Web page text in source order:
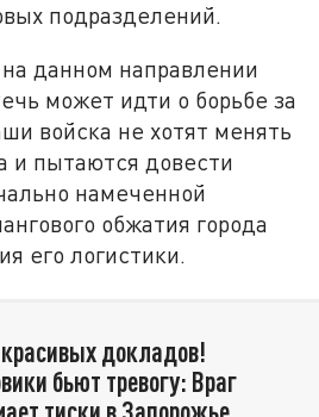
подразделений.
данном направлении
может идти о борьбе за
войска не хотят менять
и пытаются довести
намеченной
обжатия города
его логистики.
докладов!
бьют тревогу: Враг